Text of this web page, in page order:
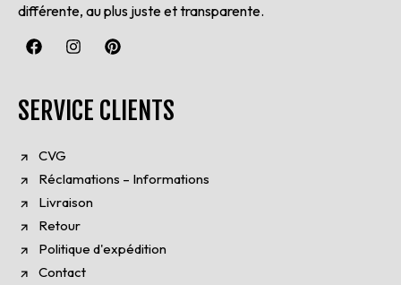
différente, au plus juste et transparente.
SERVICE CLIENTS
CVG
Réclamations – Informations
Livraison
Retour
Politique d'expédition
Contact